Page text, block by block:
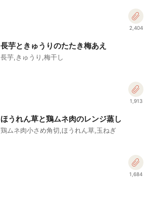
2,404
長芋ときゅうりのたたき梅あえ
長芋,きゅうり,梅干し
1,913
ほうれん草と鶏ムネ肉のレンジ蒸し
鶏ムネ肉小さめ角切,ほうれん草,玉ねぎ
1,684